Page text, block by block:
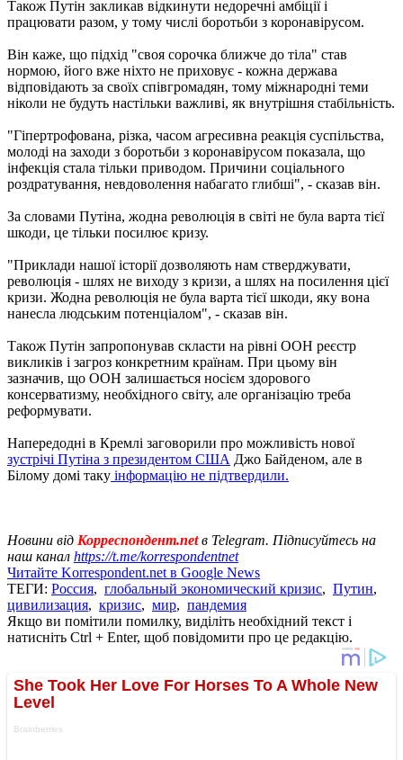
Також Путін закликав відкинути недоречні амбіції і
працювати разом, у тому числі боротьби з коронавірусом.
Він каже, що підхід "своя сорочка ближче до тіла" став
нормою, його вже ніхто не приховує - кожна держава
відповідають за своїх співгромадян, тому міжнародні теми
ніколи не будуть настільки важливі, як внутрішня стабільність.
"Гіпертрофована, різка, часом агресивна реакція суспільства,
молоді на заходи з боротьби з коронавірусом показала, що
інфекція стала тільки приводом. Причини соціального
роздратування, невдоволення набагато глибші", - сказав він.
За словами Путіна, жодна революція в світі не була варта тієї
шкоди, це тільки посилює кризу.
"Приклади нашої історії дозволяють нам стверджувати,
революція - шлях не виходу з кризи, а шлях на посилення цієї
кризи. Жодна революція не була варта тієї шкоди, яку вона
нанесла людським потенціалом", - сказав він.
Також Путін запропонував скласти на рівні ООН реєстр
викликів і загроз конкретним країнам. При цьому він
зазначив, що ООН залишається носієм здорового
консерватизму, необхідного світу, але організацію треба
реформувати.
Напередодні в Кремлі заговорили про можливість нової
зустрічі Путіна з президентом США Джо Байденом, але в
Білому домі таку інформацію не підтвердили.
Новини від Корреспондент.netв Telegram. Підписуйтесь на
наш канал https://t.me/korrespondentnet
Читайте Korrespondent.net в Google News
ТЕГИ: Россия, глобальный экономический кризис, Путин,
цивилизация, кризис, мир, пандемия
Якщо ви помітили помилку, виділіть необхідний текст і
натисніть Ctrl + Enter, щоб повідомити про це редакцію.